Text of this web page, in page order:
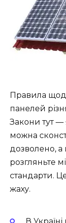
Правила
панелей
Закони тут —
можна
дозволено, а
розгляньте
стандарти.
жаху.